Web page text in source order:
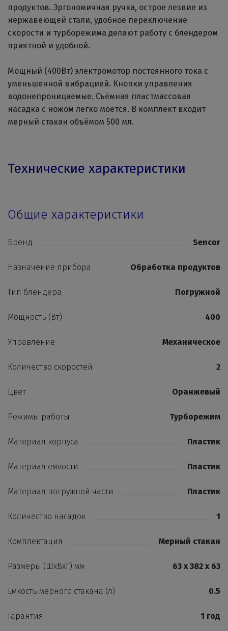
продуктов. Эргономичная ручка, острое лезвие из
нержавеющей стали, удобное переключение
скорости и турборежима делают работу с блендером
приятной и удобной.
Мощный (400Вт) электромотор постоянного тока с
уменьшенной вибрацией. Кнопки управления
водонепроницаемые. Съёмная пластмассовая
насадка с ножом легко моется. В комплект входит
мерный стакан объёмом 500 мл.
Технические характеристики
Общие характеристики
Бренд Sencor
Назначение прибора Обработка продуктов
Тип блендера Погружной
Мощность (Вт) 400
Управление Механическое
Количество скоростей 2
Цвет Оранжевый
Режимы работы Турборежим
Материал корпуса Пластик
Материал емкости Пластик
Материал погружной части Пластик
Количество насадок 1
Комплектация Мерный стакан
Размеры (ШхВхГ) мм 63 х 382 х 63
Емкость мерного стакана (л) 0.5
Гарантия 1 год